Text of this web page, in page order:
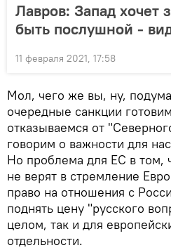
Лавров: Запад хочет
быть послушной -
11 февраля 2021, 17:58
Мол, чего же вы, ну,
очередные санкции
отказываемся от
говорим о важности для
Но проблема для ЕС в том,
не верят в стремление
право на отношения с
поднять цену "русского
целом, так и для
отдельности.